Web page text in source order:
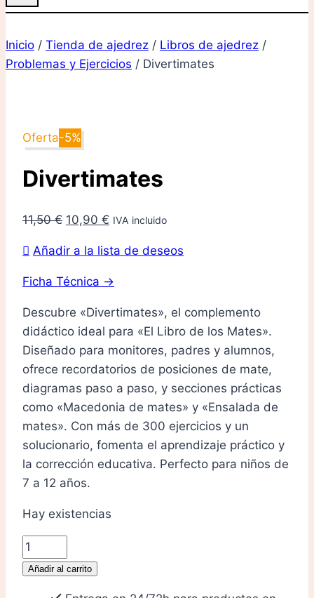
Inicio / Tienda de ajedrez / Libros de ajedrez /
Problemas y Ejercicios / Divertimates
Oferta-5%
Divertimates
11,50€ El
original
era:
10,90 € El
actual
es:
IVA incluido
Añadir a la lista de deseos
Ficha Técnica →
Descubre «Divertimates», el complemento
didáctico ideal para «El Libro de los Mates».
Diseñado para monitores, padres y alumnos,
ofrece recordatorios de posiciones de mate,
diagramas paso a paso, y secciones prácticas
como «Macedonia de mates» y «Ensalada de
mates». Con más de 300 ejercicios y un
solucionario, fomenta el aprendizaje práctico y
la corrección educativa. Perfecto para niños de
7 a 12 años.
Hay existencias
Divertimates
cantidad
Añadir al carrito